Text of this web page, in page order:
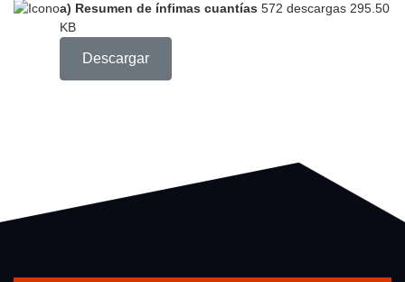
a) Resumen de ínfimas cuantías 572 descargas 295.50
KB
Descargar